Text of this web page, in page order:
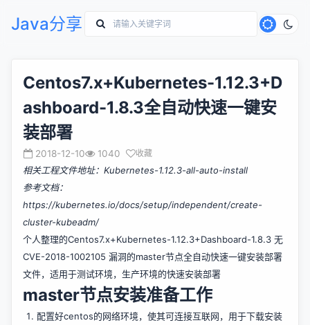
Java分享
Centos7.x+Kubernetes-1.12.3+D
ashboard-1.8.3全自动快速一键安
装部署
2018-12-10 1040 收藏
相关工程文件地址： Kubernetes-1.12.3-all-auto-install
参考文档：
https://kubernetes.io/docs/setup/independent/create-
cluster-kubeadm/
个人整理的Centos7.x+Kubernetes-1.12.3+Dashboard-1.8.3 无
CVE-2018-1002105 漏洞的master节点全自动快速一键安装部署
文件，适用于测试环境，生产环境的快速安装部署
master节点安装准备工作
配置好centos的网络环境，使其可连接互联网，用于下载安装